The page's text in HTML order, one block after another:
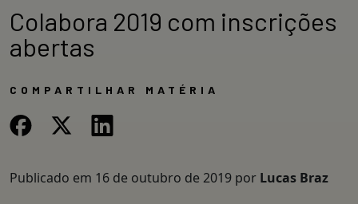
Colabora 2019 com inscrições
abertas
COMPARTILHAR MATÉRIA
Publicado em 16 de outubro de 2019 por Lucas Braz